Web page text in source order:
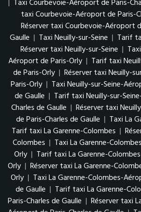
Taxi Courbevoie-Aéroport de Paris-
taxi Courbevoie-Aéroport de Paris-
Réserver taxi Courbevoie-Aéroport
Gaulle | Taxi Neuilly-sur-Seine | Tarif
Réserver taxi Neuilly-sur-Seine |
Aéroport de Paris-Orly | Tarif taxi
de Paris-Orly | Réserver taxi Neuilly-
Paris-Orly | Taxi Neuilly-sur-Seine-
de Gaulle | Tarif taxi Neuilly-sur-
Charles de Gaulle | Réserver taxi
de Paris-Charles de Gaulle | Taxi La
Tarif taxi La Garenne-Colombes |
Colombes | Taxi La Garenne-
Orly | Tarif taxi La Garenne-
Orly | Réserver taxi La Garenne-
Orly | Taxi La Garenne-Colombes-
de Gaulle | Tarif taxi La Garenne-
Paris-Charles de Gaulle | Réserver taxi